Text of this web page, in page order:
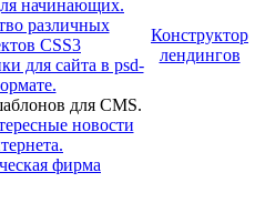
начинающих.
различных
CSS3
для сайта в psd-
для CMS.
новости
фирма
Конструктор
лендингов